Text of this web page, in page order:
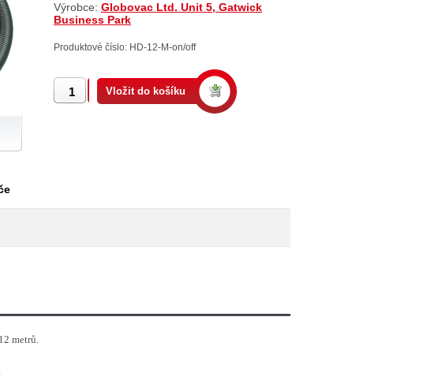
Výrobce: Globovac Ltd. Unit 5, Gatwick
Business Park
Produktové číslo: HD-12-M-on/off
Vložit do košíku
metrů.